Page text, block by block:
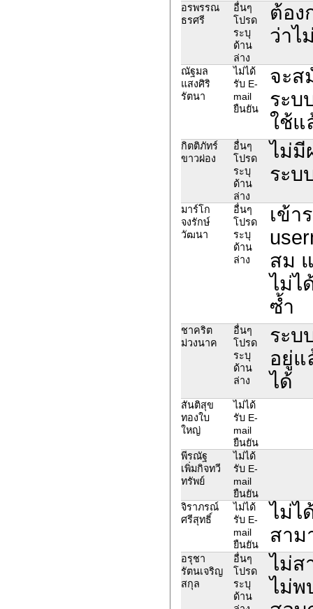
อรพรรณ
ธรศรี
อื่นๆ
โปรด
ระบุ
ด้าน
ล่าง
ต้อง
ว่าไ
ณัฐมล
แสงศิริ
รัตนา
ไม่ได้
รับ E-
mail
ยืนยัน
จะส
ระบ
ใช้แ
กิตติภัทร์
ขาวผ่อง
อื่นๆ
โปรด
ระบุ
ด้าน
ล่าง
ไม่มี
ระบ
มาร์โก
จงรักษ์
วัฒนา
อื่นๆ
โปรด
ระบุ
ด้าน
ล่าง
เข้า
สม
ไม่ไ
ซ้ำ
ชาคริต
ม่วงนาค
อื่นๆ
โปรด
ระบุ
ด้าน
ล่าง
ระบ
อยู่แ
ได้
สันติสุข
ทองใบ
ใหญ่
ไม่ได้
รับ E-
mail
ยืนยัน
พีรณัฐ
เพิ่มกิจทวี
ทรัพย์
ไม่ได้
รับ E-
mail
ยืนยัน
จิราภรณ์
ศรีสุทธิ์
ไม่ได้
รับ E-
mail
ยืนยัน
ไม่ไ
สาม
อรุชา
รัตนเจริญ
สกุล
อื่นๆ
โปรด
ระบุ
ด้าน
ไม่ส
ไม่พ